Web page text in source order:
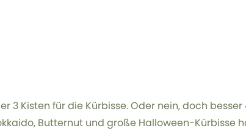
3 Kisten für die Kürbisse. Oder nein, doch besser
Butternut und große Halloween-Kürbisse